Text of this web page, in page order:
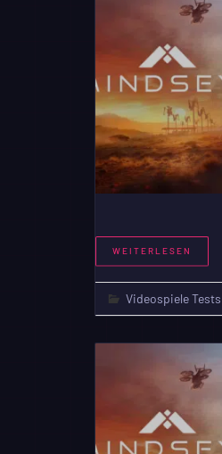
WEITERLESEN
Videospiele Tests